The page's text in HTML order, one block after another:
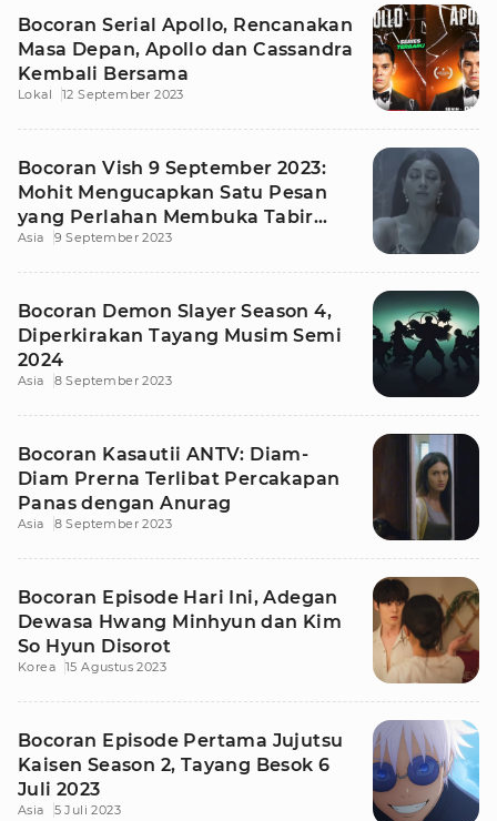
Bocoran Serial Apollo, Rencanakan
Masa Depan, Apollo dan Cassandra
Kembali Bersama
Lokal 12 September 2023
Bocoran Vish 9 September 2023:
Mohit Mengucapkan Satu Pesan
yang Perlahan Membuka Tabir
Misteri
Asia 9 September 2023
Bocoran Demon Slayer Season 4,
Diperkirakan Tayang Musim Semi
2024
Asia 8 September 2023
Bocoran Kasautii ANTV: Diam-
Diam Prerna Terlibat Percakapan
Panas dengan Anurag
Asia 8 September 2023
Bocoran Episode Hari Ini, Adegan
Dewasa Hwang Minhyun dan Kim
So Hyun Disorot
Korea 15 Agustus 2023
Bocoran Episode Pertama Jujutsu
Kaisen Season 2, Tayang Besok 6
Juli 2023
Asia 5 Juli 2023